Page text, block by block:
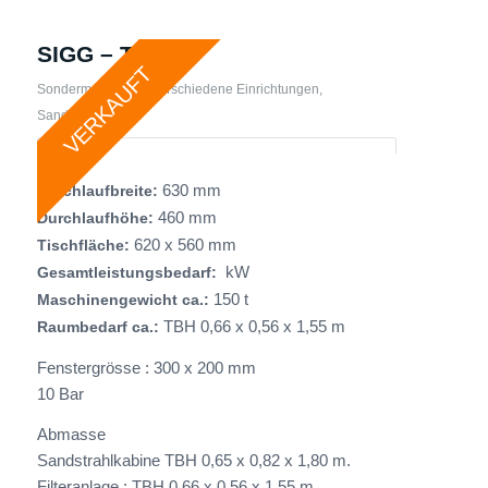
SIGG – TR70 S
Sondermaschinen verschiedene Einrichtungen,
Sandstrahlanlage
VERKAUFT
Durchlaufbreite: 630 mm
Durchlaufhöhe: 460 mm
Tischfläche: 620 x 560 mm
Gesamtleistungsbedarf: kW
Maschinengewicht ca.: 150 t
Raumbedarf ca.: TBH 0,66 x 0,56 x 1,55 m
Fenstergrösse : 300 x 200 mm
10 Bar
Abmasse
Sandstrahlkabine TBH 0,65 x 0,82 x 1,80 m.